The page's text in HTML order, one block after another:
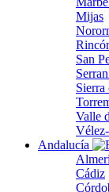
Mijas
San
Sierra
Valle
Andalucía
Cádiz